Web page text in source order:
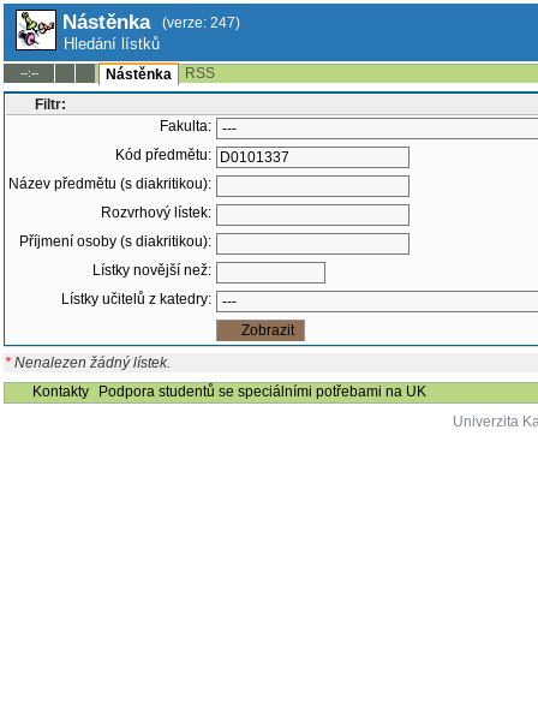
Nástěnka (verze: 247)
Hledání lístků
--:-- Nástěnka
RSS
Filtr:
Fakulta:
Kód předmětu:
Název předmětu (s diakritikou):
Rozvrhový lístek:
Příjmení osoby (s diakritikou):
Lístky novější než:
Lístky učitelů z katedry:
* Nenalezen žádný lístek.
Kontakty
Podpora studentů se speciálními potřebami na UK
Univerzita